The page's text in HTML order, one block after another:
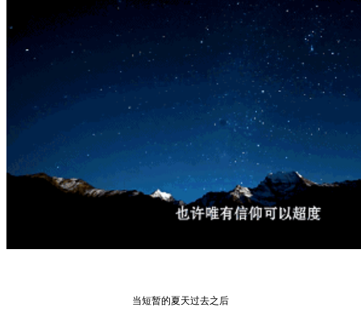
当短暂的夏天过去之后